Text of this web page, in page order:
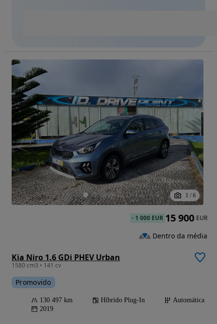
1 / 6
Kia Niro 1.6 GDi PHEV Urban
1580 cm3 • 141 cv
Promovido
130 497 km Híbrido Plug-In
Automática
2019
- 1 000 EUR 15 900 EUR
Dentro da média